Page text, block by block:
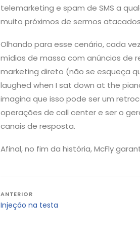
telemarketing e spam de SMS a
muito próximos de sermos
Olhando para esse cenário, cada
mídias de massa com anúncios de
marketing direto (não se esqueça
laughed when I sat down at the
imagina que isso pode ser um
operações de call center e ser o
canais de resposta.
Afinal, no fim da história, McFly
Navegação
de
ANTERIOR
Injeção na testa